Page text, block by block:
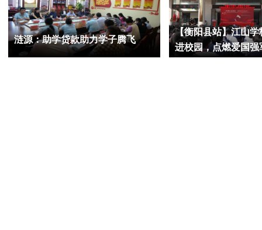
涟源：助学贷款助力学子腾飞
【衡阳县站】江山学
进校园，点燃爱国强